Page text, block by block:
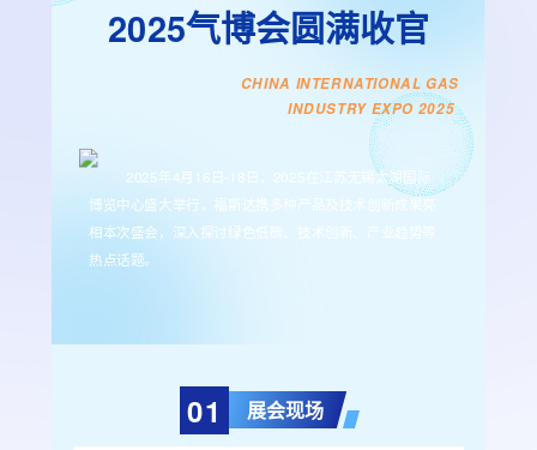
2025气博会圆满收官
2025年4月16日-18日，2025在江苏无锡太湖国际
博览中心盛大举行，福斯达携多种产品及技术创新成果亮
相本次盛会，深入探讨绿色低碳、技术创新、产业趋势等
热点话题。
CHINA INTERNATIONAL GAS
INDUSTRY EXPO 2025
01 展会现场